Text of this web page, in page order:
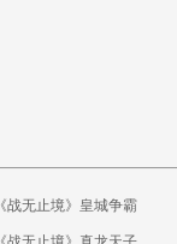
《战无止境》皇城争霸